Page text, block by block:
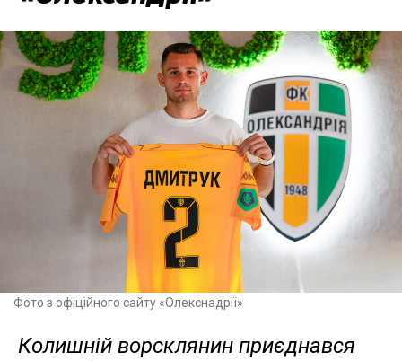
Фото з офіційного сайту «Олекснадрії»
Колишній ворсклянин приєднався